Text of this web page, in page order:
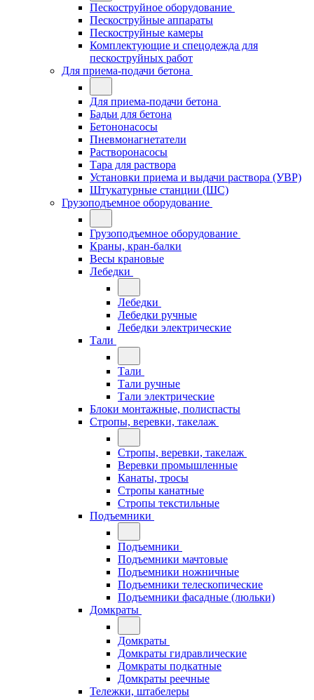
Пескоструйное оборудование
Пескоструйные аппараты
Пескоструйные камеры
Комплектующие и спецодежда для
пескоструйных работ
Для приема-подачи бетона
Для приема-подачи бетона
Бадьи для бетона
Бетононасосы
Пневмонагнетатели
Растворонасосы
Тара для раствора
Установки приема и выдачи раствора (УВР)
Штукатурные станции (ШС)
Грузоподъемное оборудование
Грузоподъемное оборудование
Краны, кран-балки
Весы крановые
Лебедки
Лебедки
Лебедки ручные
Лебедки электрические
Тали
Тали
Тали ручные
Тали электрические
Блоки монтажные, полиспасты
Стропы, веревки, такелаж
Стропы, веревки, такелаж
Веревки промышленные
Канаты, тросы
Стропы канатные
Стропы текстильные
Подъемники
Подъемники
Подъемники мачтовые
Подъемники ножничные
Подъемники телескопические
Подъемники фасадные (люльки)
Домкраты
Домкраты
Домкраты гидравлические
Домкраты подкатные
Домкраты реечные
Тележки, штабелеры